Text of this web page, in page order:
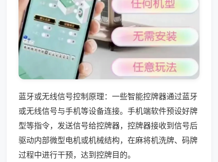
蓝牙或无线信号控制原理：一些智能控牌器通过蓝牙
或无线信号与手机等设备连接。手机端软件预设好牌
型等指令，发送信号给控牌器，控牌器接收到信号后
驱动内部微型电机或机械结构，在麻将机洗牌、码牌
过程中进行干预，达到控牌目的。